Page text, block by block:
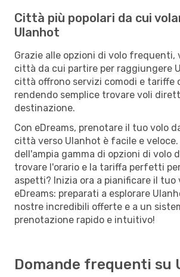
Città più popolari da cui
Ulanhot
Grazie alle opzioni di volo frequenti,
città da cui partire per raggiungere
città offrono servizi comodi e tariffe
rendendo semplice trovare voli
destinazione.
Con eDreams, prenotare il tuo volo
città verso Ulanhot è facile e
dell'ampia gamma di opzioni di volo
trovare l'orario e la tariffa perfetti
aspetti? Inizia ora a pianificare il tuo
eDreams: preparati a esplorare
nostre incredibili offerte e a un
prenotazione rapido e intuitivo!
Domande frequenti su